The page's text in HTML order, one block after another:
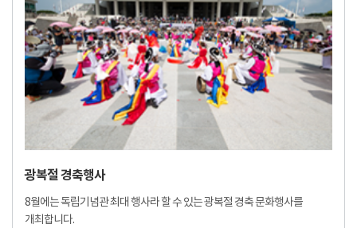
광복절 경축행사
8월에는 독립기념관 최대 행사라 할 수 있는 광복절 경축 문화행사를
개최합니다.